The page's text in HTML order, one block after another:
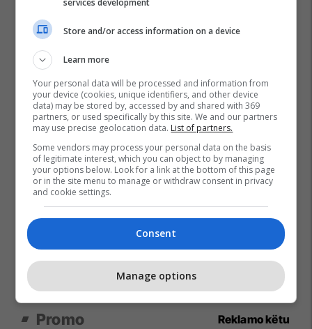
Promo Reklamo këtu
services development
Store and/or access information on a device
Learn more
Your personal data will be processed and information from
your device (cookies, unique identifiers, and other device
data) may be stored by, accessed by and shared with 369
partners, or used specifically by this site. We and our partners
may use precise geolocation data. List of partners.
Some vendors may process your personal data on the basis
of legitimate interest, which you can object to by managing
your options below. Look for a link at the bottom of this page
or in the site menu to manage or withdraw consent in privacy
and cookie settings.
Consent
Manage options